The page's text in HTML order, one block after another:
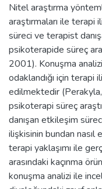
Nitel araştırma
araştırmaları ile
süreci ve terapist
psikoterapide süreç
2001). Konuşma
odaklandığı için terapi
edilmektedir (Perakyla,
psikoterapi süreç
danışan etkileşim
ilişkisinin bundan nasıl
terapi yaklaşımı ile
arasındaki kaçınma
konuşma analizi ile